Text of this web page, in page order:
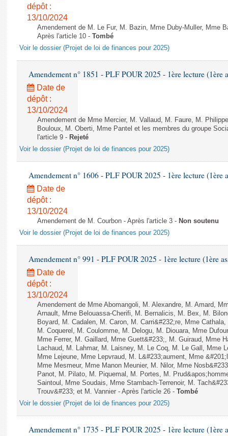
dépôt :
13/10/2024
Amendement de M. Le Fur, M. Bazin, Mme Duby-Muller, Mme
Après l'article 10 - Tombé
Voir le dossier (Projet de loi de finances pour 2025)
Amendement n° 1851 - PLF POUR 2025 - 1ère lecture (1ère
Date de
dépôt :
13/10/2024
Amendement de Mme Mercier, M. Vallaud, M. Faure, M.
Bouloux, M. Oberti, Mme Pantel et les membres du groupe
l'article 9 - Rejeté
Voir le dossier (Projet de loi de finances pour 2025)
Amendement n° 1606 - PLF POUR 2025 - 1ère lecture (1ère
Date de
dépôt :
13/10/2024
Amendement de M. Courbon - Après l'article 3 - Non soutenu
Voir le dossier (Projet de loi de finances pour 2025)
Amendement n° 991 - PLF POUR 2025 - 1ère lecture (1ère
Date de
dépôt :
13/10/2024
Amendement de Mme Abomangoli, M. Alexandre, M. Amard,
Arnault, Mme Belouassa-Cherifi, M. Bernalicis, M. Bex, M.
Boyard, M. Cadalen, M. Caron, M. Carri&#232;re, Mme
M. Coquerel, M. Coulomme, M. Delogu, M. Diouara, Mme
Mme Ferrer, M. Gaillard, Mme Guett&#233;, M. Guiraud, Mme
Lachaud, M. Lahmar, M. Laisney, M. Le Coq, M. Le Gall, Mme
Mme Lejeune, Mme Lepvraud, M. L&#233;aument, Mme
Mme Mesmeur, Mme Manon Meunier, M. Nilor, Mme
Panot, M. Pilato, M. Piquemal, M. Portes, M.
Saintoul, Mme Soudais, Mme Stambach-Terrenoir, M.
Trouv&#233; et M. Vannier - Après l'article 26 - Tombé
Voir le dossier (Projet de loi de finances pour 2025)
Amendement n° 1735 - PLF POUR 2025 - 1ère lecture (1ère